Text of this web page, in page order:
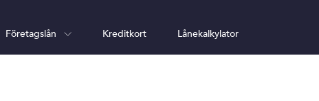
Företagslån Kreditkort Lånekalkylator